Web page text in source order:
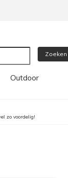
Zoeken
Outdoor
zo voordelig!